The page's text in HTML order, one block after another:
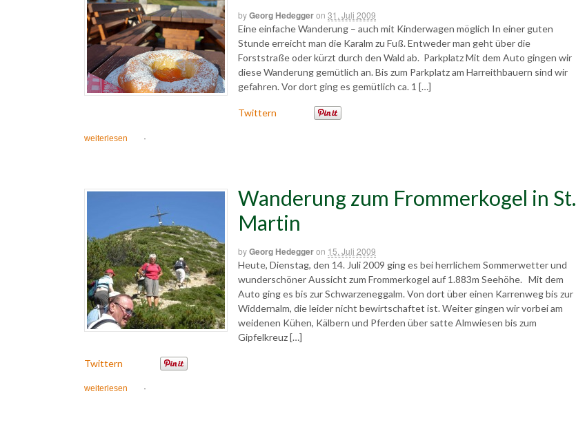
byGeorg Hedeggeron 31. Juli 2009
Eine einfache Wanderung – auch mit Kinderwagen möglich In einer guten
Stunde erreicht man die Karalm zu Fuß. Entweder man geht über die
Forststraße oder kürzt durch den Wald ab. Parkplatz Mit dem Auto gingen wir
diese Wanderung gemütlich an. Bis zum Parkplatz am Harreithbauern sind wir
gefahren. Vor dort ging es gemütlich ca. 1 […]
Twittern
weiterlesen ·
Wanderung zum Frommerkogel in St.
Martin
byGeorg Hedeggeron 15. Juli 2009
Heute, Dienstag, den 14. Juli 2009 ging es bei herrlichem Sommerwetter und
wunderschöner Aussicht zum Frommerkogel auf 1.883m Seehöhe. Mit dem
Auto ging es bis zur Schwarzeneggalm. Von dort über einen Karrenweg bis zur
Widdernalm, die leider nicht bewirtschaftet ist. Weiter gingen wir vorbei am
weidenen Kühen, Kälbern und Pferden über satte Almwiesen bis zum
Gipfelkreuz […]
Twittern
weiterlesen ·